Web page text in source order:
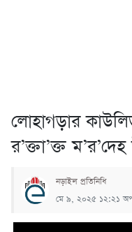
লোহাগড়ার
র’ক্তা’ক্ত ম’র’দেহ
নড়াইল প্রতিনিধি
মে ৯, ২০২৫ ১২:২১